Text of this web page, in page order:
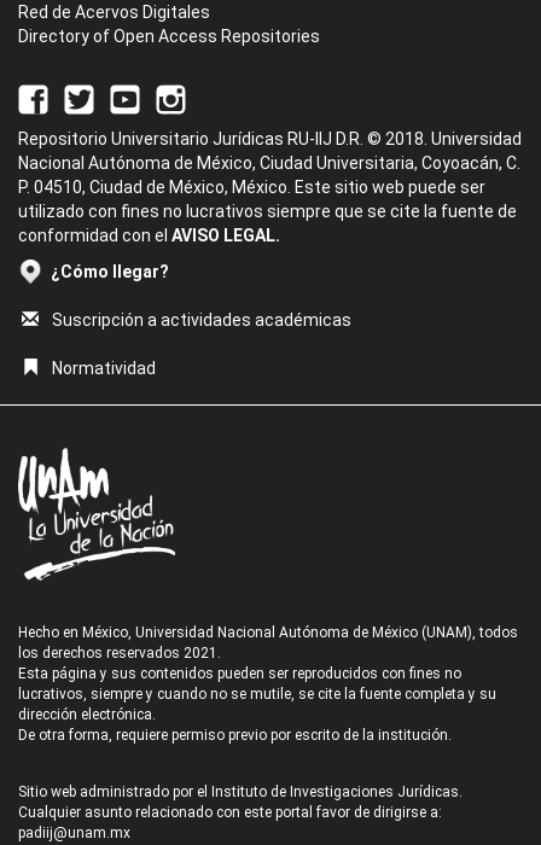
Red de Acervos Digitales
Directory of Open Access Repositories
Repositorio Universitario Jurídicas RU-IIJ D.R. © 2018. Universidad
Nacional Autónoma de México, Ciudad Universitaria, Coyoacán, C.
P. 04510, Ciudad de México, México. Este sitio web puede ser
utilizado con fines no lucrativos siempre que se cite la fuente de
conformidad con el AVISO LEGAL.
¿Cómo llegar?
Suscripción a actividades académicas
Normatividad
Hecho en México, Universidad Nacional Autónoma de México (UNAM), todos
los derechos reservados 2021.
Esta página y sus contenidos pueden ser reproducidos con fines no
lucrativos, siempre y cuando no se mutile, se cite la fuente completa y su
dirección electrónica.
De otra forma, requiere permiso previo por escrito de la institución.
Sitio web administrado por el Instituto de Investigaciones Jurídicas.
Cualquier asunto relacionado con este portal favor de dirigirse a:
padiij@unam.mx